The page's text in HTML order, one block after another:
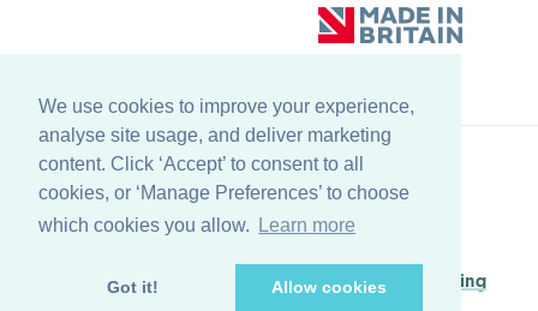
We use cookies to improve your experience,
analyse site usage, and deliver marketing
content. Click ‘Accept’ to consent to all
cookies, or ‘Manage Preferences’ to choose
which cookies you allow.
Learn more
Got it! Allow cookies
© Copyright Farleygreene Limited
Volver al principio
Managed by Waypoint Digital Marketing